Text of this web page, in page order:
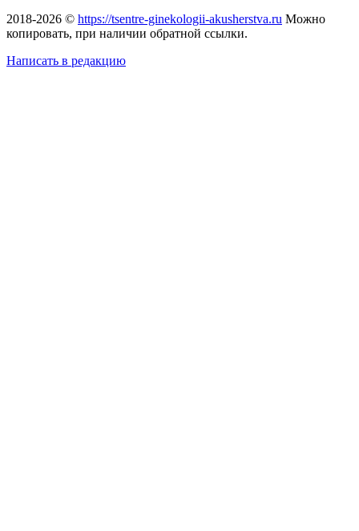
2018-2026 © https://tsentre-ginekologii-akusherstva.ru Можно
копировать, при наличии обратной ссылки.
Написать в редакцию